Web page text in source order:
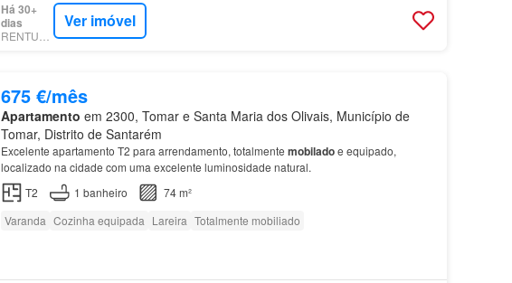
Há 30+
dias
RENTUMO
Ver imóvel
675 €/mês
Apartamento em 2300, Tomar e Santa Maria dos Olivais, Município de
Tomar, Distrito de Santarém
Excelente apartamento T2 para arrendamento, totalmente mobiladoe equipado,
localizado na cidade com uma excelente luminosidade natural.
T2
1 banheiro
74 m²
Varanda Cozinha equipada Lareira Totalmente mobiliado